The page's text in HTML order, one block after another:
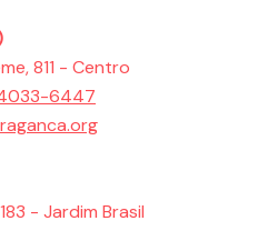
811 - Centro
4033-6447
- Jardim Brasil